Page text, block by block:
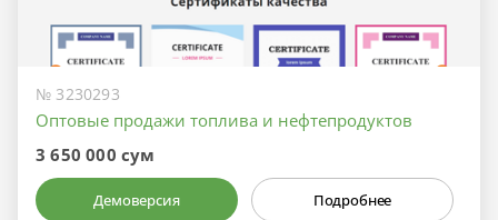
№ 3230293
Оптовые продажи топлива и нефтепродуктов
3 650 000 сум
Демоверсия Подробнее